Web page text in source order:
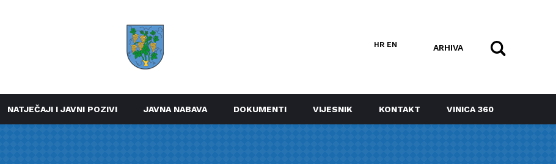
HR EN ARHIVA
NATJEČAJI I JAVNI POZIVI JAVNA NABAVA DOKUMENTI VIJESNIK KONTAKT VINICA 360